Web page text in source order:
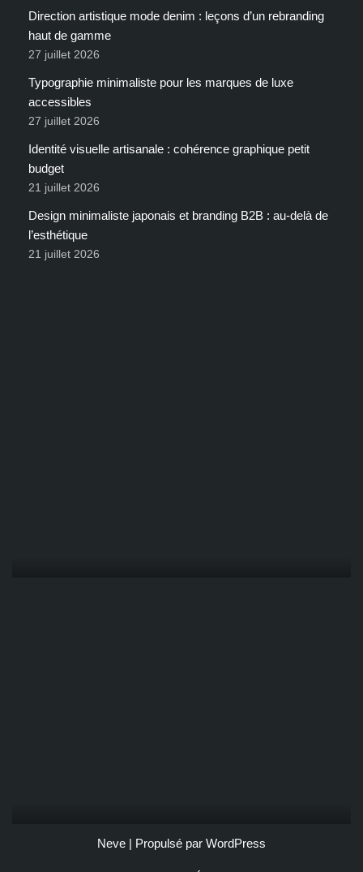
Direction artistique mode denim : leçons d’un rebranding
haut de gamme
27 juillet 2026
Typographie minimaliste pour les marques de luxe
accessibles
27 juillet 2026
Identité visuelle artisanale : cohérence graphique petit
budget
21 juillet 2026
Design minimaliste japonais et branding B2B : au-delà de
l’esthétique
21 juillet 2026
Neve | Propulsé par WordPress